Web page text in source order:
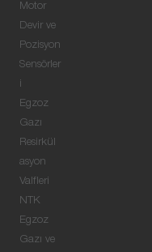
Motor
Devir ve
Pozisyon
Sensörler
i
Egzoz
Gazı
Resirkül
asyon
Valfleri
NTK
Egzoz
Gazı ve